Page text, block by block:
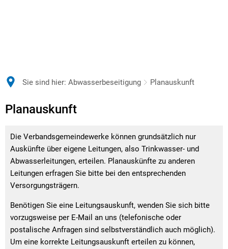
Sie sind hier: Abwasserbeseitigung Planauskunft
Planauskunft
Planauskunft
Die Verbandsgemeindewerke können grundsätzlich nur
Auskünfte über eigene Leitungen, also Trinkwasser- und
Abwasserleitungen, erteilen. Planauskünfte zu anderen
Leitungen erfragen Sie bitte bei den entsprechenden
Versorgungsträgern.
Benötigen Sie eine Leitungsauskunft, wenden Sie sich bitte
vorzugsweise per E-Mail an uns (telefonische oder
postalische Anfragen sind selbstverständlich auch möglich).
Um eine korrekte Leitungsauskunft erteilen zu können,